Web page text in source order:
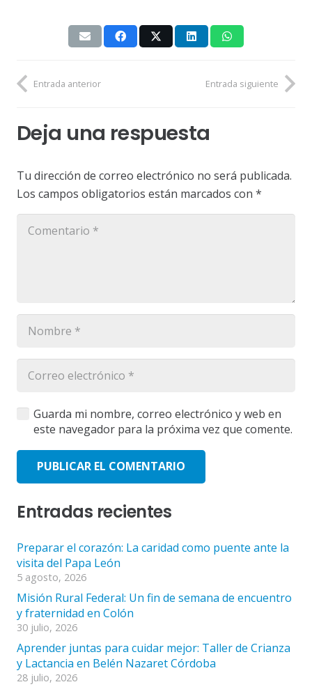
Entrada anterior Entrada siguiente
Deja una respuesta
Tu dirección de correo electrónico no será publicada.
Los campos obligatorios están marcados con *
Guarda mi nombre, correo electrónico y web en
este navegador para la próxima vez que comente.
PUBLICAR EL COMENTARIO
Entradas recientes
Preparar el corazón: La caridad como puente ante la
visita del Papa León
5 agosto, 2026
Misión Rural Federal: Un fin de semana de encuentro
y fraternidad en Colón
30 julio, 2026
Aprender juntas para cuidar mejor: Taller de Crianza
y Lactancia en Belén Nazaret Córdoba
28 julio, 2026